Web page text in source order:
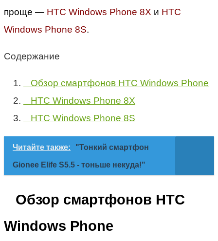
проще — HTC Windows Phone 8X и HTC
Windows Phone 8S.
Содержание
Обзор смартфонов HTC Windows Phone
HTC Windows Phone 8X
HTC Windows Phone 8S
Читайте также: "Тонкий смартфон
Gionee Elife S5.5 - тоньше некуда!"
Обзор смартфонов HTC
Windows Phone